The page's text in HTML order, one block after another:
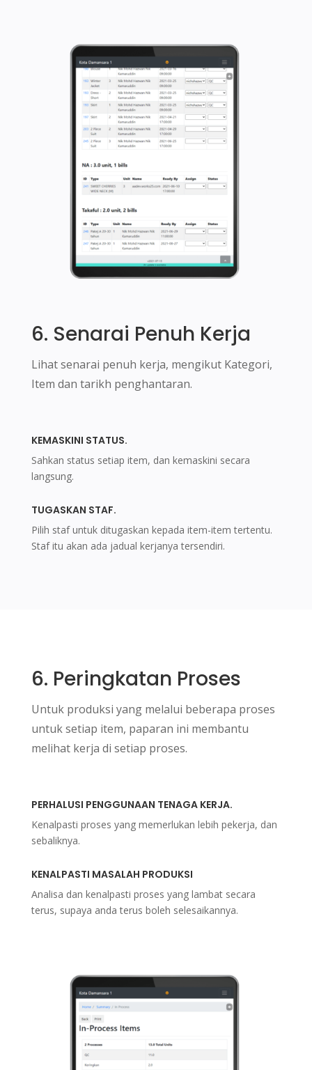
6. Senarai Penuh Kerja
Lihat senarai penuh kerja, mengikut Kategori,
Item dan tarikh penghantaran.
KEMASKINI STATUS.
Sahkan status setiap item, dan kemaskini secara
langsung.
TUGASKAN STAF.
Pilih staf untuk ditugaskan kepada item-item tertentu.
Staf itu akan ada jadual kerjanya tersendiri.
6. Peringkatan Proses
Untuk produksi yang melalui beberapa proses
untuk setiap item, paparan ini membantu
melihat kerja di setiap proses.
PERHALUSI PENGGUNAAN TENAGA KERJA.
Kenalpasti proses yang memerlukan lebih pekerja, dan
sebaliknya.
KENALPASTI MASALAH PRODUKSI
Analisa dan kenalpasti proses yang lambat secara
terus, supaya anda terus boleh selesaikannya.